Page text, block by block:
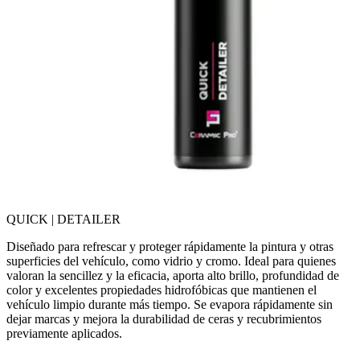
QUICK | DETAILER
Diseñado para refrescar y proteger rápidamente la pintura y otras
superficies del vehículo, como vidrio y cromo. Ideal para quienes
valoran la sencillez y la eficacia, aporta alto brillo, profundidad de
color y excelentes propiedades hidrofóbicas que mantienen el
vehículo limpio durante más tiempo. Se evapora rápidamente sin
dejar marcas y mejora la durabilidad de ceras y recubrimientos
previamente aplicados.